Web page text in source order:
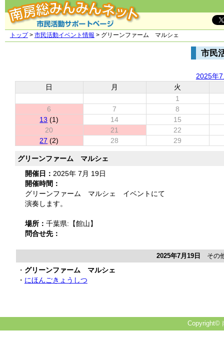
トップ> 市民活動イベント情報 > グリーンファーム マルシェ
市民
2025年
日
月
火
1
6
7
8
13 (1) 14
15
20
21
22
27 (2) 28 29
グリーンファーム マルシェ
開催日： 2025年 7月 19日
開催時間：
グリーンファーム マルシェ イベントにて
演奏します。
場所： 千葉県:【館山】
問合せ先：
2025年7月19日 その
・ グリーンファーム マルシェ
・ にほんごきょうしつ
Copyright©